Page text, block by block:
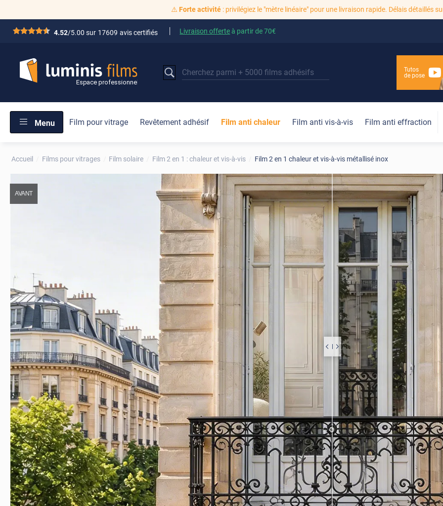
⚠️ Forte activité: privilégiez le "mètre linéaire" pour une livraison rapide. Délais détaillés
*****4.52/5.00 sur 17609 avis certifiés Livraison offerteà partir de70€
Tutos
de pose
Menu Film pour vitrage Revêtement adhésif Film anti chaleur Film anti vis-à-vis Film anti effraction
Accueil Films pour vitrages Film solaire Film 2 en 1 : chaleur et vis-à-vis Film 2 en 1 chaleur et vis-à-vis métallisé inox
AVANT